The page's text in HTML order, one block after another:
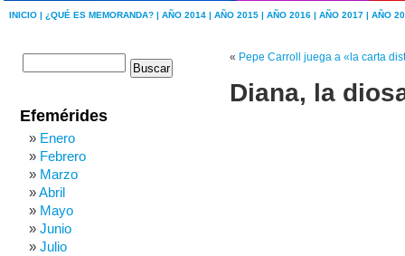
INICIO | ¿QUÉ ES MEMORANDA? | AÑO 2014 | AÑO 2015 | AÑO 2016 | AÑO 2017 | AÑO
« Pepe Carroll juega a «la carta
Diana, la
Efemérides
Enero
Febrero
Marzo
Abril
Mayo
Junio
Julio